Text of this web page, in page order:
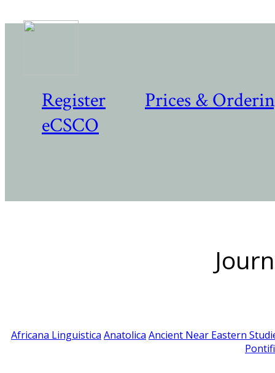
Register
Prices &
eCSCO
Africana Linguistica Anatolica Ancient Near Eastern